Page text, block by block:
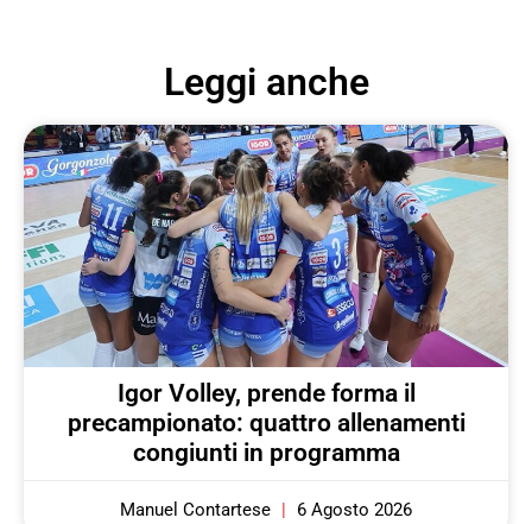
Leggi anche
Igor Volley, prende forma il
precampionato: quattro allenamenti
congiunti in programma
Manuel Contartese 6 Agosto 2026